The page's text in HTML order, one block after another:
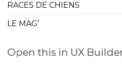
RACES DE CHIENS
LE MAG’
Open this in UX